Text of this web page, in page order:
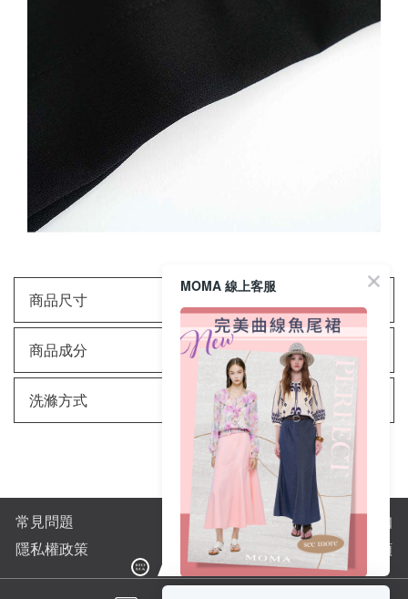
商品尺寸
商品成分
洗滌方式
常見問題
購物須知
隱私權政策
全站商品分類
MOMA 線上客服
完美曲線輕鬆上手👌